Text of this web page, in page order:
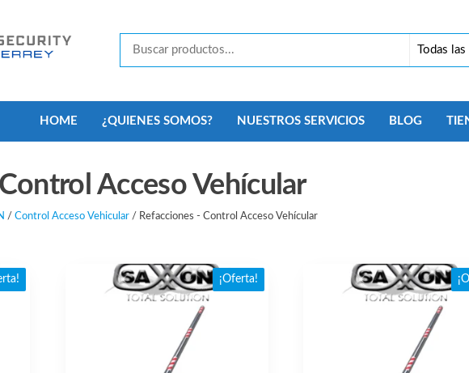
Security
Monterrey
HOME ¿QUIENES SOMOS? NUESTROS SERVICIOS BLOG
Acceso Vehícular
/ Control Acceso Vehicular / Refacciones - Control Acceso Vehícular
¡Oferta!